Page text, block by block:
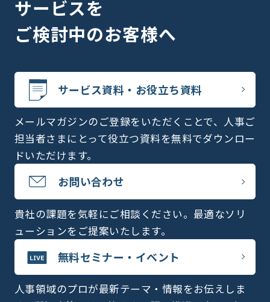
サービスを
ご検討中のお客様へ
サービス資料・お役立ち資料
メールマガジンのご登録をいただくことで、人事ご
担当者さまにとって役立つ資料を無料でダウンロー
ドいただけます。
お問い合わせ
貴社の課題を気軽にご相談ください。最適なソリ
ューションをご提案いたします。
無料セミナー・イベント
人事領域のプロが最新テーマ・情報をお伝えしま